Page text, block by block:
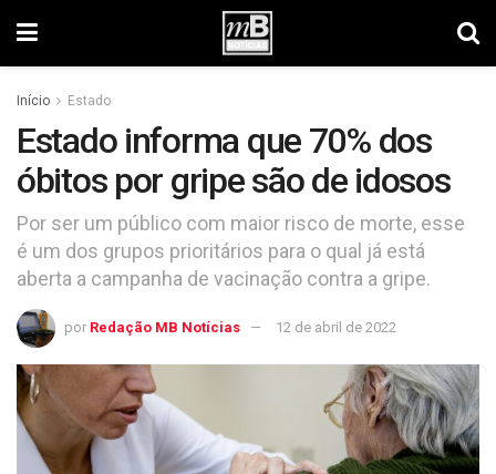
Início Estado
Estado informa que 70% dos
óbitos por gripe são de idosos
Por ser um público com maior risco de morte, esse
é um dos grupos prioritários para o qual já está
aberta a campanha de vacinação contra a gripe.
por Redação MB Notícias 12 de abril de 2022